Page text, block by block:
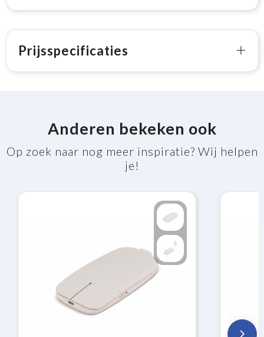
Prijsspecificaties
Anderen bekeken ook
Op zoek naar nog meer inspiratie? Wij helpen
je!